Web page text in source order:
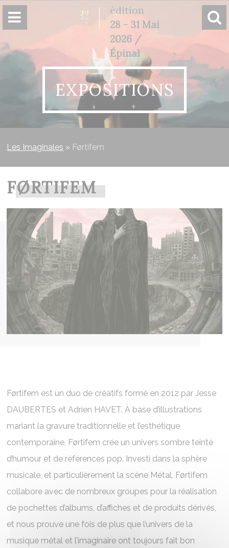
édition
28 - 31 Mai
2026 /
Épinal
EXPOSITIONS
Les Imaginales » Førtifem
FØRTIFEM
Førtifem est un duo de créatifs formé en 2012 par Jesse
DAUBERTES et Adrien HAVET. À base d’illustrations
mariant la gravure traditionnelle et l’esthétique
contemporaine, Førtifem crée un univers sombre teinté
d’humour et de références pop. Investi dans la sphère
musicale, et particulièrement la scène Métal, Førtifem
collabore avec de nombreux groupes pour la réalisation
de pochettes d’albums, d’affiches et de produits dérivés,
et nous prouve une fois de plus que l’univers de la
musique métal et l’imaginaire ont toujours fait bon
Panneau de gestion des cookies